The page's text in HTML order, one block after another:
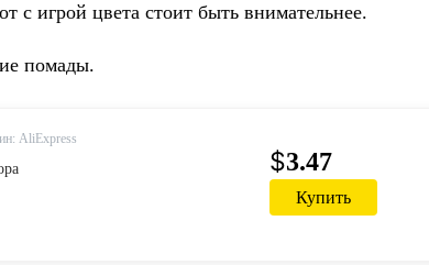
с игрой цвета стоит быть внимательнее.
помады.
AliExpress
$3.47
Купить